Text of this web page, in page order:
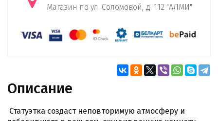
Магазин по ул. Соломовой, д. 112 "АЛМИ"
Описание
Статуэтка создаст неповторимую атмосферу и